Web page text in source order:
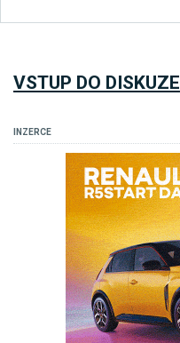
VSTUP DO DISKUZE
INZERCE